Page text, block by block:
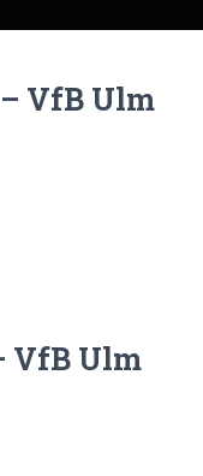
VfB Ulm
VfB Ulm